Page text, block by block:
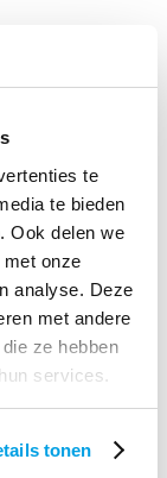
te
te bieden
Ook delen we
onze
analyse. Deze
met andere
ze hebben
services.
tonen
hechte,
&
krachtig
die wij